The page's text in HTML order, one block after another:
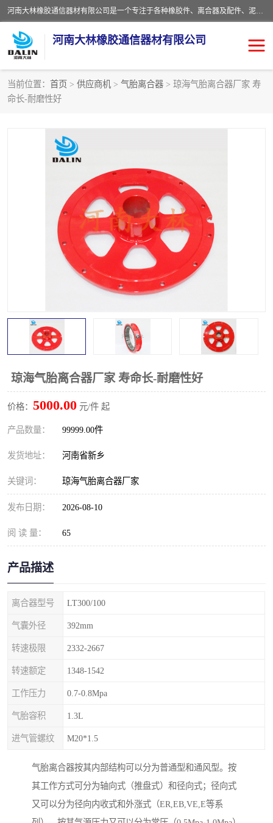
河南大林橡胶通信器材有限公司是一个专注于各种橡胶件、离合器及配件、泥浆泵及配件等产品设计制造和加工的企业。产品应用于矿山、冶金、石油、钢铁、化工、水泥、船舶、造纸、通用机械等各种大功率机械传动或制动装置。
河南大林橡胶通信器材有限公司
当前位置： 首页 > 供应商机 > 气胎离合器 > 琼海气胎离合器厂家 寿
命长-耐磨性好
琼海气胎离合器厂家 寿命长-耐磨性好
价格： 5000.00 元/件 起
产品数量： 99999.00件
发货地址： 河南省新乡
关键词： 琼海气胎离合器厂家
发布日期： 2026-08-10
阅 读 量： 65
产品描述
离合器型号 LT300/100
气囊外径 392mm
转速极限 2332-2667
转速额定 1348-1542
工作压力 0.7-0.8Mpa
气胎容积 1.3L
进气管螺纹 M20*1.5
气胎离合器按其内部结构可以分为普通型和通风型。按
其工作方式可分为轴向式（推盘式）和径向式；径向式
又可以分为径向内收式和外涨式（ER,EB,VE,E等系
推盘离合器
VC离合器
PO隔膜离合器
泥浆泵空气包胶囊 气动元件
DY隔膜式离合器 CB离合器
实芯轮胎
联轴器